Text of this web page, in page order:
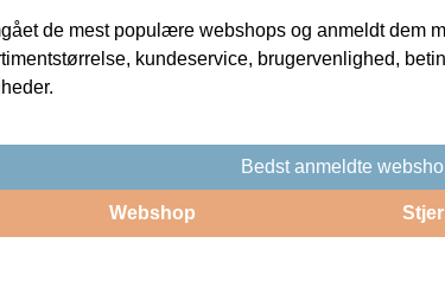
de mest populære webshops og anmeldt dem
kundeservice, brugervenlighed,
Bedst anmeldte
Webshop